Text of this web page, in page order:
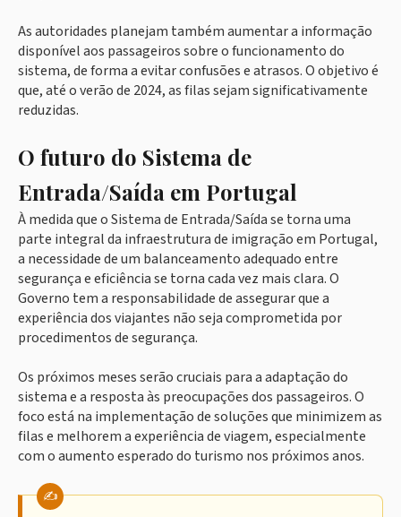
As autoridades planejam também aumentar a informação
disponível aos passageiros sobre o funcionamento do
sistema, de forma a evitar confusões e atrasos. O objetivo é
que, até o verão de 2024, as filas sejam significativamente
reduzidas.
O futuro do Sistema de
Entrada/Saída em Portugal
À medida que o Sistema de Entrada/Saída se torna uma
parte integral da infraestrutura de imigração em Portugal,
a necessidade de um balanceamento adequado entre
segurança e eficiência se torna cada vez mais clara. O
Governo tem a responsabilidade de assegurar que a
experiência dos viajantes não seja comprometida por
procedimentos de segurança.
Os próximos meses serão cruciais para a adaptação do
sistema e a resposta às preocupações dos passageiros. O
foco está na implementação de soluções que minimizem as
filas e melhorem a experiência de viagem, especialmente
com o aumento esperado do turismo nos próximos anos.